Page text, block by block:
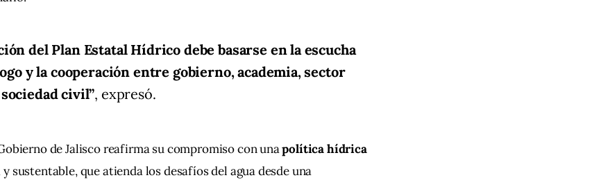
del Plan Estatal Hídrico debe basarse en la escucha
y la cooperación entre gobierno, academia, sector
civil”, expresó.
de Jalisco reafirma su compromiso con una política hídrica
sustentable, que atienda los desafíos del agua desde una